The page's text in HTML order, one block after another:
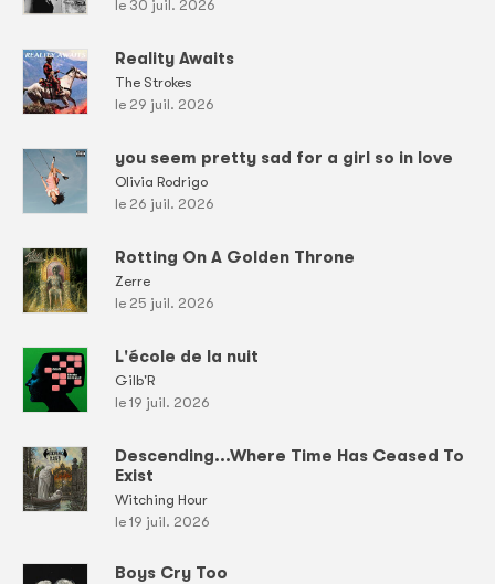
le 30 juil. 2026
Reality Awaits
The Strokes
le 29 juil. 2026
you seem pretty sad for a girl so in love
Olivia Rodrigo
le 26 juil. 2026
Rotting On A Golden Throne
Zerre
le 25 juil. 2026
L'école de la nuit
Gilb'R
le 19 juil. 2026
Descending...Where Time Has Ceased To
Exist
Witching Hour
le 19 juil. 2026
Boys Cry Too